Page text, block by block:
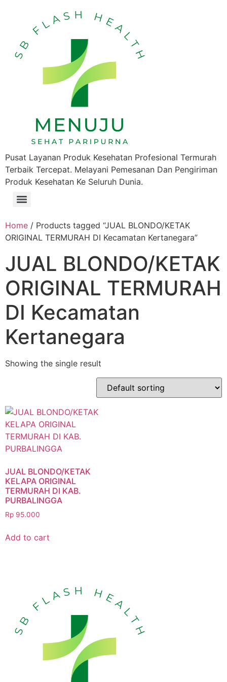
Pusat Layanan Produk Kesehatan Profesional Termurah
Terbaik Tercepat. Melayani Pemesanan Dan Pengiriman
Produk Kesehatan Ke Seluruh Dunia.
Home / Products tagged “JUAL BLONDO/KETAK
ORIGINAL TERMURAH DI Kecamatan Kertanegara”
JUAL BLONDO/KETAK
ORIGINAL TERMURAH
DI Kecamatan
Kertanegara
Showing the single result
JUAL BLONDO/KETAK
KELAPA ORIGINAL
TERMURAH DI KAB.
PURBALINGGA
Rp 95.000
Add to cart